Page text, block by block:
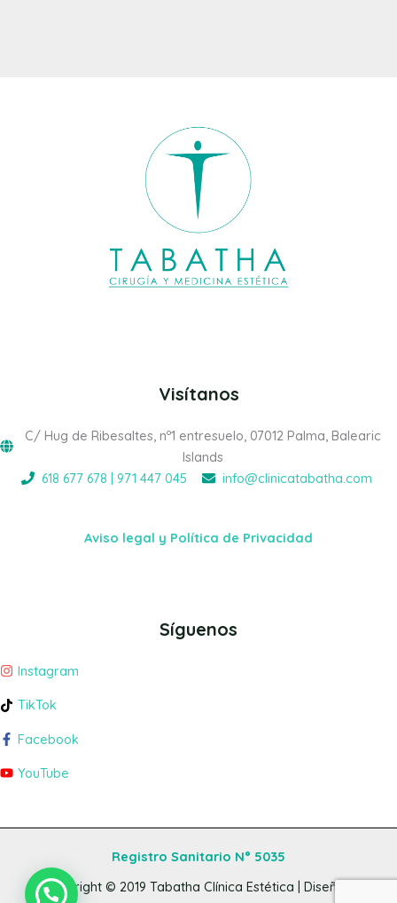
Visítanos
C/ Hug de Ribesaltes, nº1 entresuelo, 07012 Palma, Balearic
Islands
618 677 678 | 971 447 045
info@clinicatabatha.com
Aviso legal y Política de Privacidad
Síguenos
Instagram
TikTok
Facebook
YouTube
Registro Sanitario N° 5035
Copyright © 2019 Tabatha Clínica Estética | Diseño y